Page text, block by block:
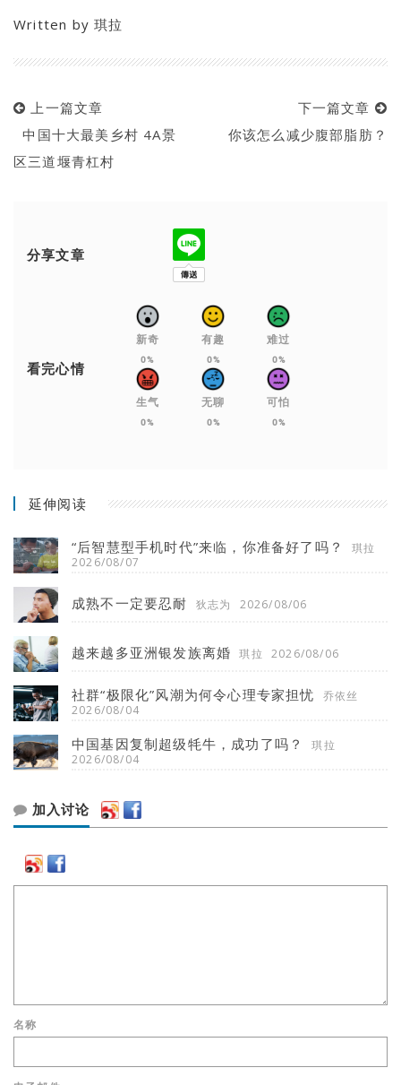
Written by琪拉
上一篇文章
中国十大最美乡村 4A景
区三道堰青杠村
下一篇文章
你该怎么减少腹部脂肪？
分享文章
看完心情
新奇
0%
有趣
0%
难过
0%
生气
0%
无聊
0%
可怕
0%
延伸阅读
“后智慧型手机时代”来临，你准备好了吗？
琪拉
2026/08/07
成熟不一定要忍耐 狄志为 2026/08/06
越来越多亚洲银发族离婚 琪拉 2026/08/06
社群“极限化”风潮为何令心理专家担忧
乔依丝
2026/08/04
中国基因复制超级牦牛，成功了吗？
琪拉
2026/08/04
加入讨论
名称